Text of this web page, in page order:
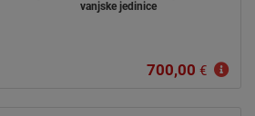
vanjske jedinice
700,00 €